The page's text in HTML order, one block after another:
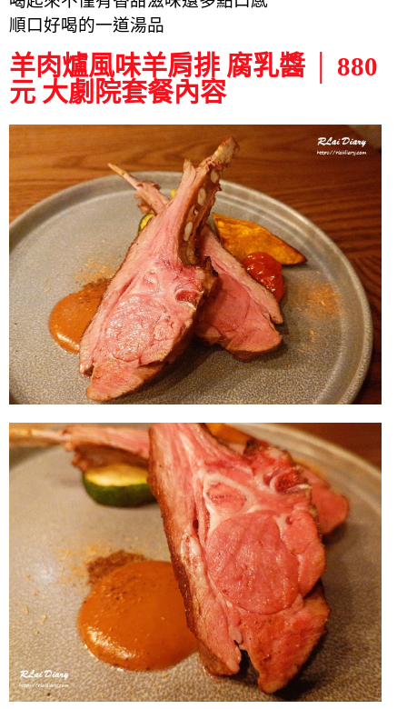
順口好喝的一道湯品
羊肉爐風味羊肩排 腐乳醬 │ 880
元 大劇院套餐內容